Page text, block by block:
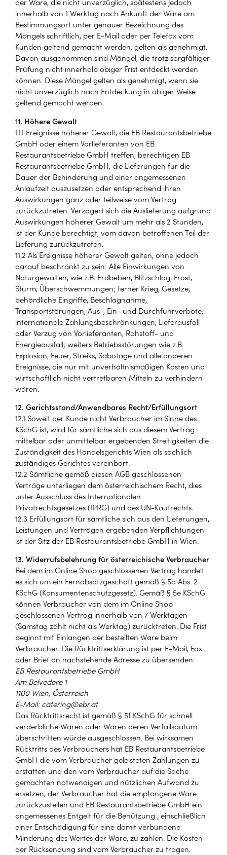
innerhalb von 1 Werktag nach Ankunft der Ware am
Bestimmungsort unter genauer Bezeichnung des
Mangels schriftlich, per E-Mail oder per Telefax vom
Kunden geltend gemacht werden, gelten als genehmigt.
Davon ausgenommen sind Mängel, die trotz sorgfältiger
Prüfung nicht innerhalb obiger Frist entdeckt werden
können. Diese Mängel gelten als genehmigt, wenn sie
nicht unverzüglich nach Entdeckung in obiger Weise
geltend gemacht werden.
11. Höhere Gewalt
11.1 Ereignisse höherer Gewalt, die EB Restaurantsbetriebe
GmbH oder einem Vorlieferanten von EB
Restaurantsbetriebe GmbH treffen, berechtigen EB
Restaurantsbetriebe GmbH, die Lieferungen für die
Dauer der Behinderung und einer angemessenen
Anlaufzeit auszusetzen oder entsprechend ihren
Auswirkungen ganz oder teilweise vom Vertrag
zurückzutreten. Verzögert sich die Auslieferung aufgrund
Auswirkungen höherer Gewalt um mehr als 2 Stunden,
ist der Kunde berechtigt, vom davon betroffenen Teil der
Lieferung zurückzutreten.
11.2 Als Ereignisse höherer Gewalt gelten, ohne jedoch
darauf beschränkt zu sein: Alle Einwirkungen von
Naturgewalten, wie z.B. Erdbeben, Blitzschlag, Frost,
Sturm, Überschwemmungen; ferner Krieg, Gesetze,
behördliche Eingriffe, Beschlagnahme,
Transportstörungen, Aus-, Ein- und Durchfuhrverbote,
internationale Zahlungsbeschränkungen, Lieferausfall
oder Verzug von Vorlieferanten, Rohstoff- und
Energieausfall; weiters Betriebsstörungen wie z.B.
Explosion, Feuer, Streiks, Sabotage und alle anderen
Ereignisse, die nur mit unverhältnismäßigen Kosten und
wirtschaftlich nicht vertretbaren Mitteln zu verhindern
wären.
12. Gerichtsstand/Anwendbares Recht/Erfüllungsort
12.1 Soweit der Kunde nicht Verbraucher im Sinne des
KSchG ist, wird für sämtliche sich aus diesem Vertrag
mittelbar oder unmittelbar ergebenden Streitigkeiten die
Zuständigkeit des Handelsgerichts Wien als sachlich
zuständiges Gerichtes vereinbart.
12.2 Sämtliche gemäß diesen AGB geschlossenen
Verträge unterliegen dem österreichischem Recht, dies
unter Ausschluss des Internationalen
Privatrechtsgesetzes (IPRG) und des UN-Kaufrechts.
12.3 Erfüllungsort für sämtliche sich aus den Lieferungen,
Leistungen und Verträgen ergebenden Verpflichtungen
ist der Sitz der EB Restaurantsbetriebe GmbH in Wien.
13. Widerrufsbelehrung für österreichische Verbraucher
Bei dem im Online Shop geschlossenen Vertrag handelt
es sich um ein Fernabsatzgeschäft gemäß § 5a Abs. 2
KSchG (Konsumentenschutzgesetz). Gemäß § 5e KSchG
können Verbraucher von dem im Online Shop
geschlossenen Vertrag innerhalb von 7 Werktagen
(Samstag zählt nicht als Werktag) zurücktreten. Die Frist
beginnt mit Einlangen der bestellten Ware beim
Verbraucher. Die Rücktrittserklärung ist per E-Mail, Fax
oder Brief an nachstehende Adresse zu übersenden:
EB Restaurantsbetriebe GmbH
Am Belvedere 1
1100 Wien, Österreich
E-Mail: catering@ebr.at
Das Rücktrittsrecht ist gemäß § 5f KSchG für schnell
verderbliche Waren oder Waren deren Verfallsdatum
überschritten würde ausgeschlossen. Bei wirksamen
Rücktritts des Verbrauchers hat EB Restaurantsbetriebe
GmbH die vom Verbraucher geleisteten Zahlungen zu
erstatten und den vom Verbraucher auf die Sache
gemachten notwendigen und nützlichen Aufwand zu
ersetzen, der Verbraucher hat die empfangene Ware
zurückzustellen und EB Restaurantsbetriebe GmbH ein
angemessenes Entgelt für die Benützung , einschließlich
einer Entschädigung für eine damit verbundene
Minderung des Wertes der Ware, zu zahlen. Die Kosten
der Rücksendung sind vom Verbraucher zu tragen.